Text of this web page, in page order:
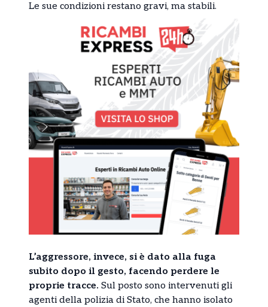
Le sue condizioni restano gravi, ma stabili.
L’aggressore, invece, si è dato alla fuga
subito dopo il gesto, facendo perdere le
proprie tracce. Sul posto sono intervenuti gli
agenti della polizia di Stato, che hanno isolato